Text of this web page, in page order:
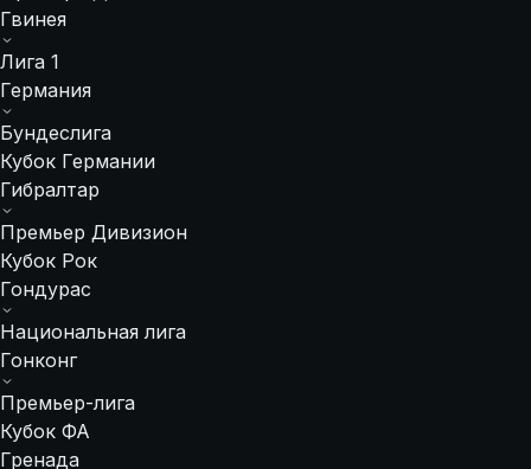
Гвинея
Лига 1
Германия
Бундеслига
Кубок Германии
Гибралтар
Премьер Дивизион
Кубок Рок
Гондурас
Национальная лига
Гонконг
Премьер-лига
Кубок ФА
Гренада